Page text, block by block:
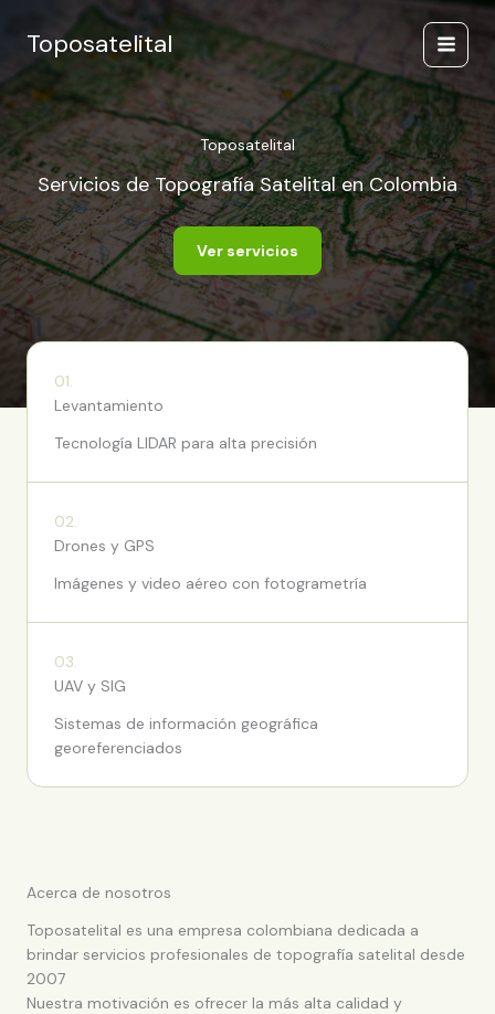
contenido
Toposatelital
Main
Menu
Toposatelital
Servicios de Topografía Satelital en Colombia
Ver servicios
01.
Levantamiento
Tecnología LIDAR para alta precisión
02.
Drones y GPS
Imágenes y video aéreo con fotogrametría
03.
UAV y SIG
Sistemas de información geográfica
georeferenciados
Acerca de nosotros
Toposatelital es una empresa colombiana dedicada a
brindar servicios profesionales de topografía satelital desde
2007
Nuestra motivación es ofrecer la más alta calidad y